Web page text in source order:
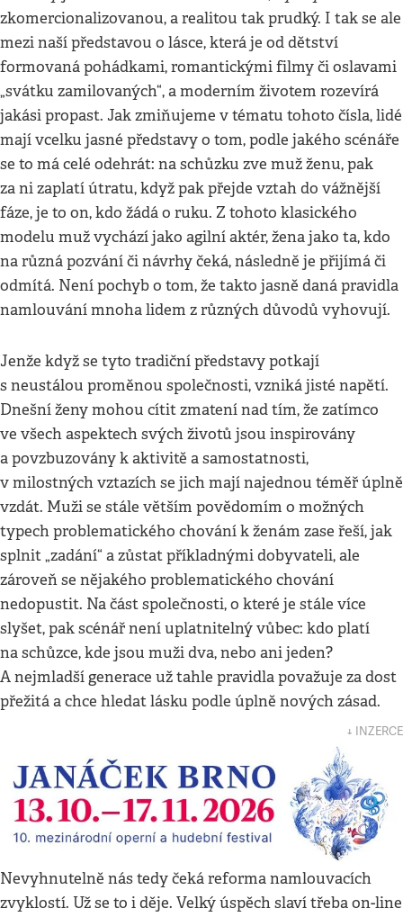
zkomercionalizovanou, a realitou tak prudký. I tak se ale
mezi naší představou o lásce, která je od dětství
formovaná pohádkami, romantickými filmy či oslavami
„svátku zamilovaných“, a moderním životem rozevírá
jakási propast. Jak zmiňujeme v tématu tohoto čísla, lidé
mají vcelku jasné představy o tom, podle jakého scénáře
se to má celé odehrát: na schůzku zve muž ženu, pak
za ni zaplatí útratu, když pak přejde vztah do vážnější
fáze, je to on, kdo žádá o ruku. Z tohoto klasického
modelu muž vychází jako agilní aktér, žena jako ta, kdo
na různá pozvání či návrhy čeká, následně je přijímá či
odmítá. Není pochyb o tom, že takto jasně daná pravidla
namlouvání mnoha lidem z různých důvodů vyhovují.
Jenže když se tyto tradiční představy potkají
s neustálou proměnou společnosti, vzniká jisté napětí.
Dnešní ženy mohou cítit zmatení nad tím, že zatímco
ve všech aspektech svých životů jsou inspirovány
a povzbuzovány k aktivitě a samostatnosti,
v milostných vztazích se jich mají najednou téměř úplně
vzdát. Muži se stále větším povědomím o možných
typech problematického chování k ženám zase řeší, jak
splnit „zadání“ a zůstat příkladnými dobyvateli, ale
zároveň se nějakého problematického chování
nedopustit. Na část společnosti, o které je stále více
slyšet, pak scénář není uplatnitelný vůbec: kdo platí
na schůzce, kde jsou muži dva, nebo ani jeden?
A nejmladší generace už tahle pravidla považuje za dost
přežitá a chce hledat lásku podle úplně nových zásad.
↓ INZERCE
Nevyhnutelně nás tedy čeká reforma namlouvacích
zvyklostí. Už se to i děje. Velký úspěch slaví třeba on-line